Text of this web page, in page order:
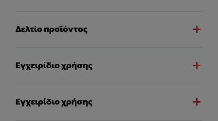
Δελτίο προϊόντος
Εγχειρίδιο χρήσης
Εγχειρίδιο χρήσης